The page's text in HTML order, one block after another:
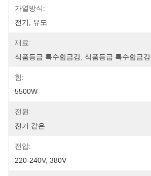
가열방식:
전기, 유도
재료:
식품등급 특수합금강, 식품등급 특수합금강
힘:
5500W
전원:
전기 같은
전압:
220-240V, 380V